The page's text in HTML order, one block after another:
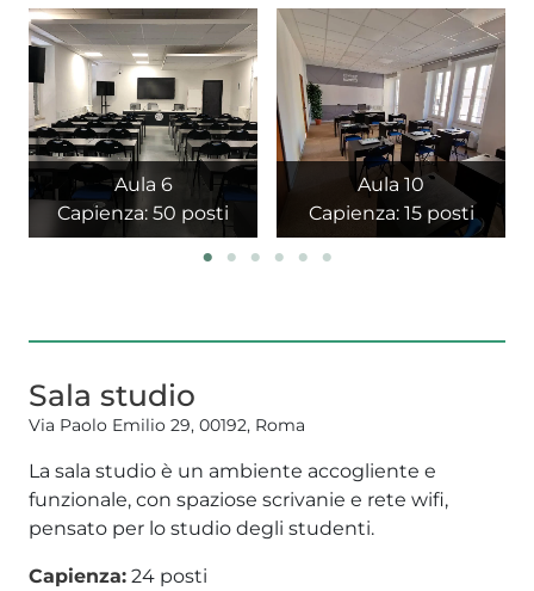
Aula 6
Capienza: 50 posti
Aula 10
Capienza: 15 posti
Sala studio
Via Paolo Emilio 29, 00192, Roma
La sala studio è un ambiente accogliente e
funzionale, con spaziose scrivanie e rete wifi,
pensato per lo studio degli studenti.
Capienza: 24 posti